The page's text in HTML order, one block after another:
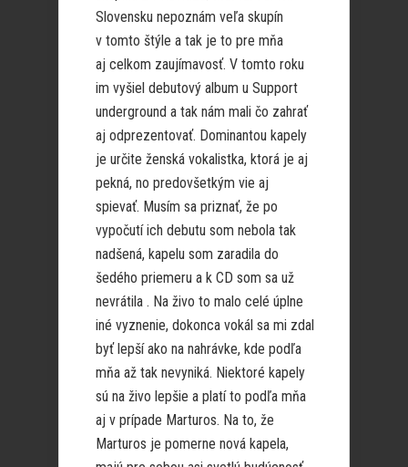
Slovensku nepoznám veľa skupín
v tomto štýle a tak je to pre mňa
aj celkom zaujímavosť. V tomto roku
im vyšiel debutový album u Support
underground a tak nám mali čo zahrať
aj odprezentovať. Dominantou kapely
je určite ženská vokalistka, ktorá je aj
pekná, no predovšetkým vie aj
spievať. Musím sa priznať, že po
vypočutí ich debutu som nebola tak
nadšená, kapelu som zaradila do
šedého priemeru a k CD som sa už
nevrátila . Na živo to malo celé úplne
iné vyznenie, dokonca vokál sa mi zdal
byť lepší ako na nahrávke, kde podľa
mňa až tak nevyniká. Niektoré kapely
sú na živo lepšie a platí to podľa mňa
aj v prípade Marturos. Na to, že
Marturos je pomerne nová kapela,